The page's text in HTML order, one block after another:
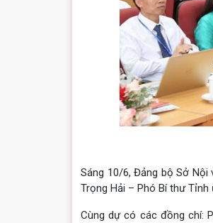
Sáng 10/6, Đảng bộ Sở
Trọng Hải – Phó Bí thư Tỉnh
Cùng dự có các đồng chí: